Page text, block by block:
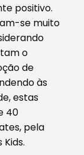
positivo.
se muito
o
de
às
estas
40
pela